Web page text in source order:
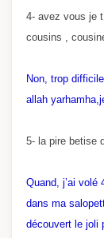
4- avez vous je
cousins ,
Non, trop
allah
5- la pire betise
Quand, j’ai volé
dans ma
découvert le joli